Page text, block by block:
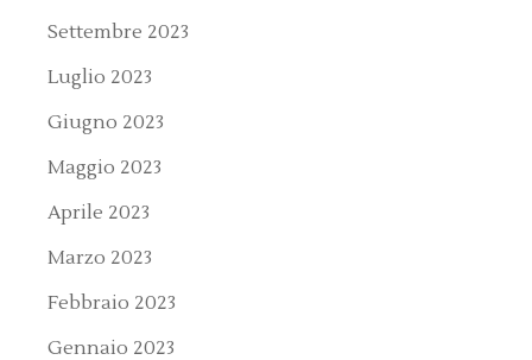
Settembre 2023
Luglio 2023
Giugno 2023
Maggio 2023
Aprile 2023
Marzo 2023
Febbraio 2023
Gennaio 2023